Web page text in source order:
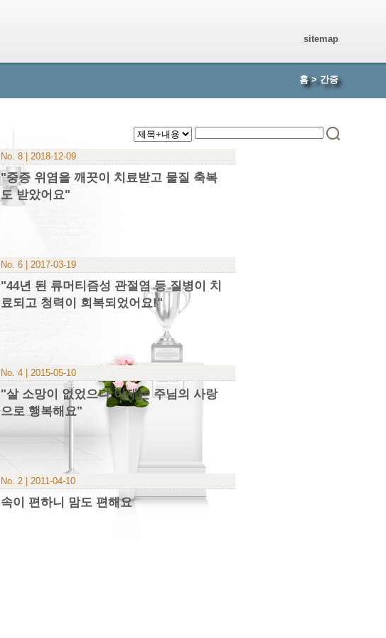
sitemap
홈>간증
No. 8 | 2018-12-09
"중증 위염을 깨끗이 치료받고 물질 축복
도 받았어요"
No. 6 | 2017-03-19
"44년 된 류머티즘성 관절염 등 질병이 치
료되고 청력이 회복되었어요!"
No. 4 | 2015-05-10
"살 소망이 없었으나 이제는 주님의 사랑
으로 행복해요"
No. 2 | 2011-04-10
속이 편하니 맘도 편해요